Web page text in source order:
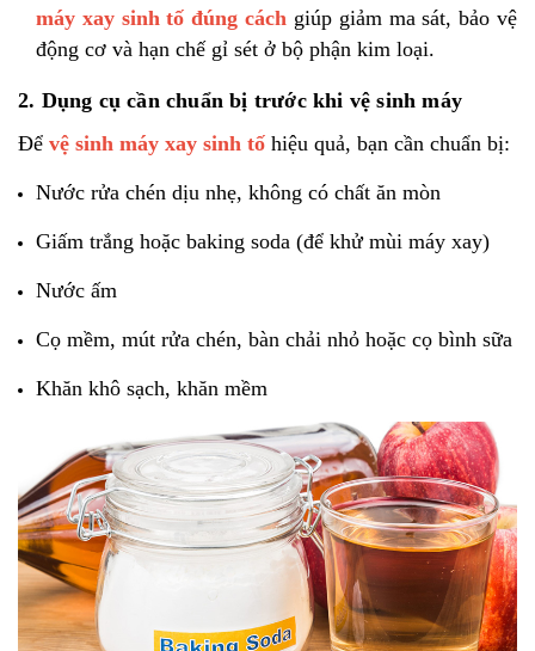
máy xay sinh tố đúng cách giúp giảm ma sát, bảo vệ
động cơ và hạn chế gỉ sét ở bộ phận kim loại.
2. Dụng cụ cần chuẩn bị trước khi vệ sinh máy
Để vệ sinh máy xay sinh tố hiệu quả, bạn cần chuẩn bị:
Nước rửa chén dịu nhẹ, không có chất ăn mòn
Giấm trắng hoặc baking soda (để khử mùi máy xay)
Nước ấm
Cọ mềm, mút rửa chén, bàn chải nhỏ hoặc cọ bình sữa
Khăn khô sạch, khăn mềm